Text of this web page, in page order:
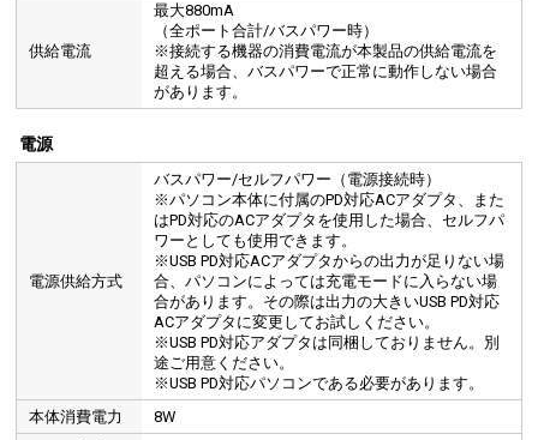
供給電流
最大880mA
（全ポート合計/バスパワー時）
※接続する機器の消費電流が本製品の供給電流を
超える場合、バスパワーで正常に動作しない場合
があります。
電源
電源供給方式
バスパワー/セルフパワー（電源接続時）
※パソコン本体に付属のPD対応ACアダプタ、また
はPD対応のACアダプタを使用した場合、セルフパ
ワーとしても使用できます。
※USB PD対応ACアダプタからの出力が足りない場
合、パソコンによっては充電モードに入らない場
合があります。その際は出力の大きいUSB PD対応
ACアダプタに変更してお試しください。
※USB PD対応アダプタは同梱しておりません。別
途ご用意ください。
※USB PD対応パソコンである必要があります。
本体消費電力
8W